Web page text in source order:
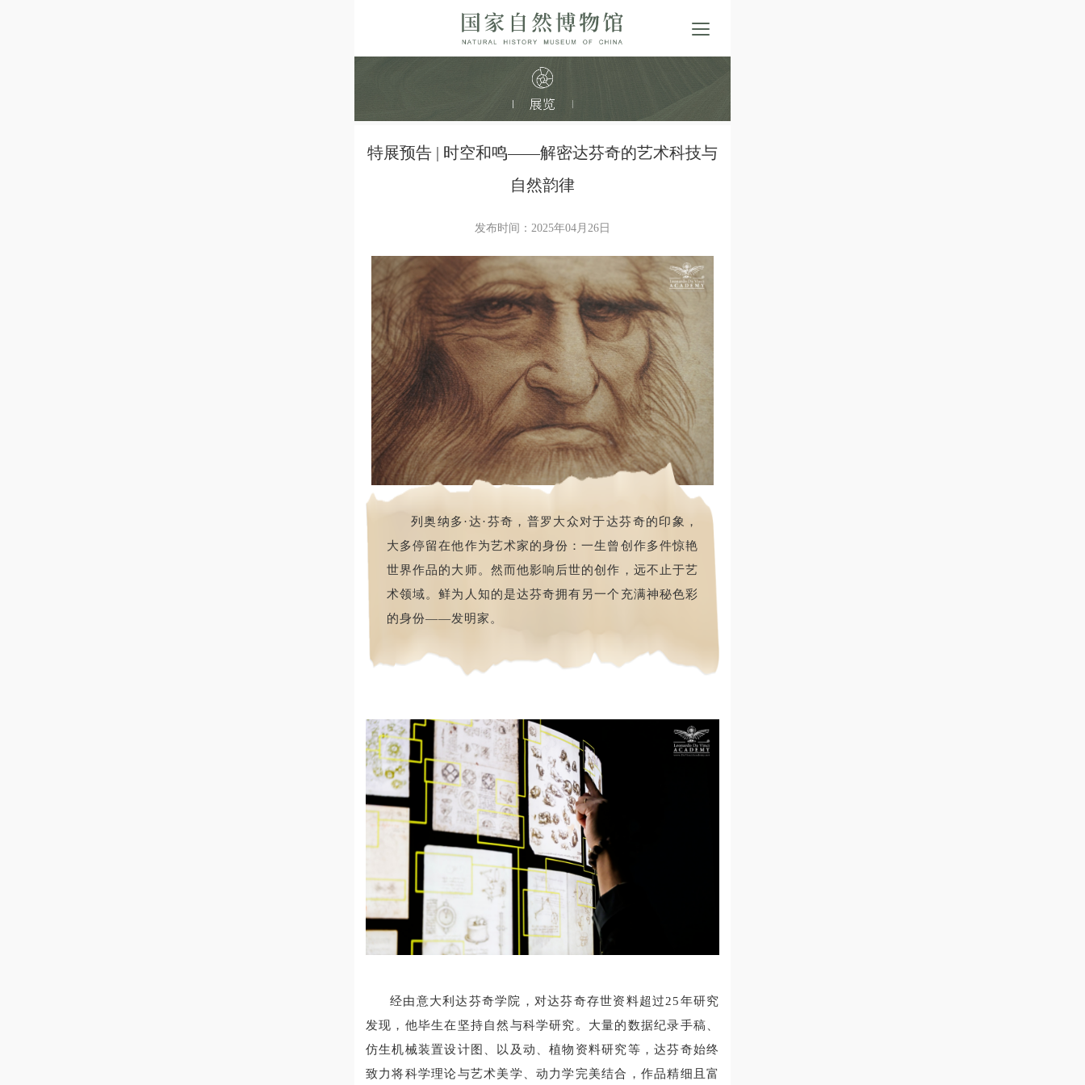
特展预告 | 时空和鸣——解密达芬奇的艺术科技与
自然韵律
发布时间：2025年04月26日
列奥纳多·达·芬奇，普罗大众对于达芬奇的印象，
大多停留在他作为艺术家的身份：一生曾创作多件惊艳
世界作品的大师。然而他影响后世的创作，远不止于艺
术领域。鲜为人知的是达芬奇拥有另一个充满神秘色彩
的身份——发明家。
经由意大利达芬奇学院，对达芬奇存世资料超过25年研究
发现，他毕生在坚持自然与科学研究。大量的数据纪录手稿、
仿生机械装置设计图、以及动、植物资料研究等，达芬奇始终
致力将科学理论与艺术美学、动力学完美结合，作品精细且富